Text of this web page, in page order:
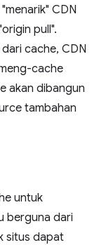
CDN
pull".
cache, CDN
cache
akan dibangun
tambahan
untuk
berguna dari
situs dapat